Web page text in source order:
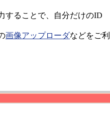
することで、自分だけのID
画像アップローダなどをご利